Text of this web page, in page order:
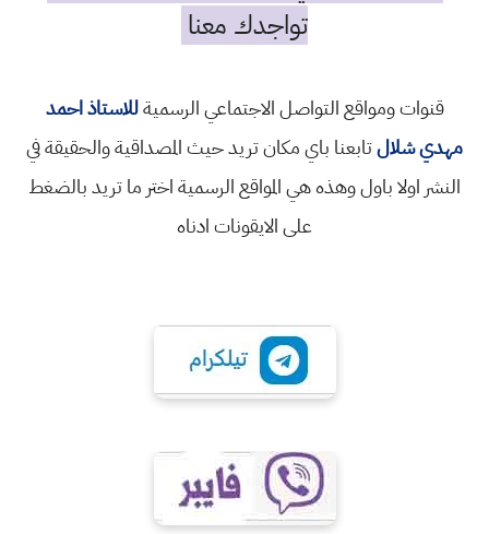
تواجدك معنا
قنوات ومواقع التواصل الاجتماعي الرسميةللاستاذ احمد
مهدي شلالتابعنا باي مكان تريد حيث المصداقية والحقيقة في
النشر اولا باول وهذه هي المواقع الرسمية اختر ما تريد بالضغط
على الايقونات ادناه